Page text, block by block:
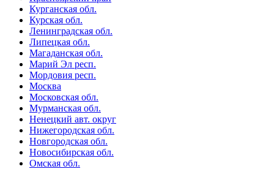
Курганская обл.
Курская обл.
Ленинградская обл.
Липецкая обл.
Магаданская обл.
Марий Эл респ.
Мордовия респ.
Москва
Московская обл.
Мурманская обл.
Ненецкий авт. округ
Нижегородская обл.
Новгородская обл.
Новосибирская обл.
Омская обл.